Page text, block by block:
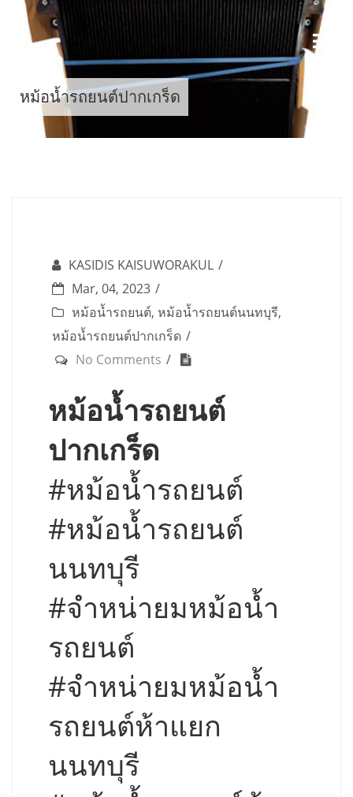
content
หม้อน้ำรถยนต์ปากเกร็ด
KASIDIS KAISUWORAKUL
Mar, 04, 2023
หม้อน้ำรถยนต์, หม้อน้ำรถยนต์นนทบุรี,
หม้อน้ำรถยนต์ปากเกร็ด
No Comments
หม้อน้ำรถยนต์
ปากเกร็ด
#หม้อน้ำรถยนต์
#หม้อน้ำรถยนต์
นนทบุรี
#จำหน่ายมหม้อน้ำ
รถยนต์
#จำหน่ายมหม้อน้ำ
รถยนต์ห้าแยก
นนทบุรี